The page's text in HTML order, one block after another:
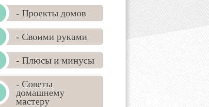
- Проекты домов
- Своими руками
- Плюсы и минусы
- Советы
домашнему
мастеру